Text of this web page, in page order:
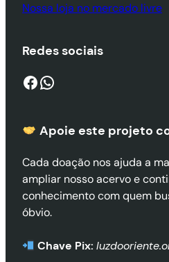
Nossa loja no mercado livre
Redes sociais
Facebook WhatsApp
Apoie este projeto
Cada doação nos ajuda a
ampliar nosso acervo e
conhecimento com quem
óbvio.
Chave Pix: